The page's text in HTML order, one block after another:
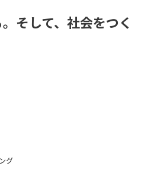
そして、社会をつく
グ